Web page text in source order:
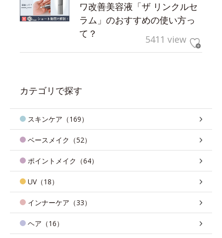
ワ改善美容液「ザ リンクルセ
ラム」のおすすめの使い方っ
て？
5411 view
カテゴリで探す
スキンケア（169）
ベースメイク（52）
ポイントメイク（64）
UV（18）
インナーケア（33）
ヘア（16）